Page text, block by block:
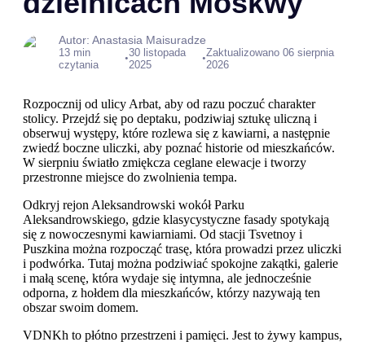
Autor: Anastasia Maisuradze
13 min
czytania
•30 listopada
2025
•Zaktualizowano 06 sierpnia
2026
Rozpocznij od ulicy Arbat, aby od razu poczuć charakter
stolicy. Przejdź się po deptaku, podziwiaj sztukę uliczną i
obserwuj występy, które rozlewa się z kawiarni, a następnie
zwiedź boczne uliczki, aby poznać historie od mieszkańców.
W sierpniu światło zmiękcza ceglane elewacje i tworzy
przestronne miejsce do zwolnienia tempa.
Odkryj rejon Aleksandrowski wokół Parku
Aleksandrowskiego, gdzie klasycystyczne fasady spotykają
się z nowoczesnymi kawiarniami. Od stacji Tsvetnoy i
Puszkina można rozpocząć trasę, która prowadzi przez uliczki
i podwórka. Tutaj można podziwiać spokojne zakątki, galerie
i małą scenę, która wydaje się intymna, ale jednocześnie
odporna, z hołdem dla mieszkańców, którzy nazywają ten
obszar swoim domem.
VDNKh to płótno przestrzeni i pamięci. Jest to żywy kampus,